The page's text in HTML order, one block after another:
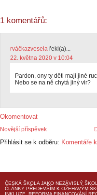
1 komentářů:
rváčkazvesela řekl(a)...
22. května 2020 v 10:04
Pardon, ony ty děti mají jiné
Nebo se na ně chytá jiný vir?
Okomentovat
Novější příspěvek
Přihlásit se k odběru: Komentáře
ČESKÁ ŠKOLA JAKO NEZÁVISLÝ
ČLÁNKY PŘEDEVŠÍM K OŽEHAVÝM
INKLUZE, REFORMA FINANCOVÁNÍ